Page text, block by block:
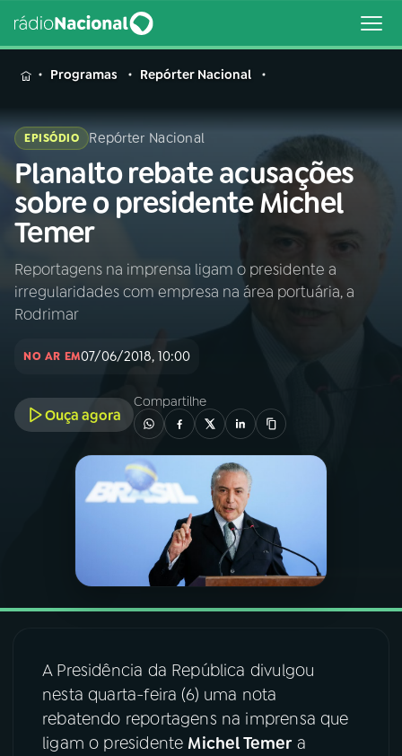
MENU
Buscar
na
Rádio
Nacional
Buscar
AO VIVO
PROGRAMAS
08FESTIVAL DE MÚSICA
Programas Repórter Nacional
EPISÓDIO Repórter Nacional
Planalto rebate acusações
sobre o presidente Michel
Temer
Reportagens na imprensa ligam o presidente a
irregularidades com empresa na área portuária, a
Rodrimar
NO AR EM07/06/2018, 10:00
Ouça agora
Compartilhe
A Presidência da República divulgou
nesta quarta-feira (6) uma nota
rebatendo reportagens na imprensa que
ligam o presidente Michel Temera